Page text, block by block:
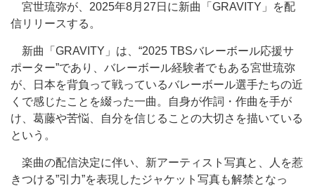
宮世琉弥が、2025年8月27日に新曲「GRAVITY」を配
信リリースする。
新曲「GRAVITY」は、“2025 TBSバレーボール応援サ
ポーター”であり、バレーボール経験者でもある宮世琉弥
が、日本を背負って戦っているバレーボール選手たちの近
くで感じたことを綴った一曲。自身が作詞・作曲を手が
け、葛藤や苦悩、自分を信じることの大切さを描いている
という。
楽曲の配信決定に伴い、新アーティスト写真と、人を惹
きつける”引力”を表現したジャケット写真も解禁となっ